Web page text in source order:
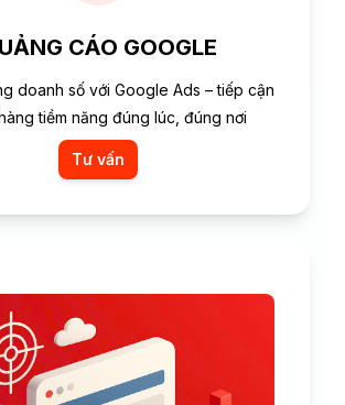
CÁO GOOGLE
doanh số với Google Ads – tiếp cận
tiềm năng đúng lúc, đúng nơi
Tư vấn